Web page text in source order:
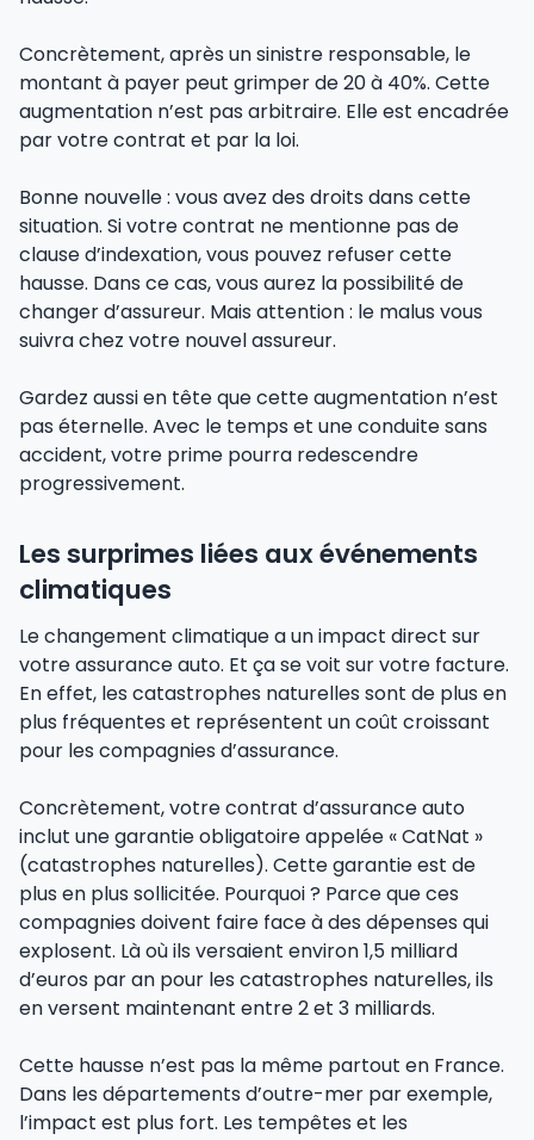
Concrètement, après un sinistre responsable, le
montant à payer peut grimper de 20 à 40%. Cette
augmentation n’est pas arbitraire. Elle est encadrée
par votre contrat et par la loi.
Bonne nouvelle : vous avez des droits dans cette
situation. Si votre contrat ne mentionne pas de
clause d’indexation, vous pouvez refuser cette
hausse. Dans ce cas, vous aurez la possibilité de
changer d’assureur. Mais attention : le malus vous
suivra chez votre nouvel assureur.
Gardez aussi en tête que cette augmentation n’est
pas éternelle. Avec le temps et une conduite sans
accident, votre prime pourra redescendre
progressivement.
Les surprimes liées aux événements
climatiques
Le changement climatique a un impact direct sur
votre assurance auto. Et ça se voit sur votre facture.
En effet, les catastrophes naturelles sont de plus en
plus fréquentes et représentent un coût croissant
pour les compagnies d’assurance.
Concrètement, votre contrat d’assurance auto
inclut une garantie obligatoire appelée « CatNat »
(catastrophes naturelles). Cette garantie est de
plus en plus sollicitée. Pourquoi ? Parce que ces
compagnies doivent faire face à des dépenses qui
explosent. Là où ils versaient environ 1,5 milliard
d’euros par an pour les catastrophes naturelles, ils
en versent maintenant entre 2 et 3 milliards.
Cette hausse n’est pas la même partout en France.
Dans les départements d’outre-mer par exemple,
l’impact est plus fort. Les tempêtes et les